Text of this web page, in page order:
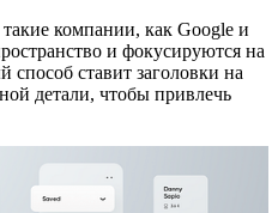
компании, как Google и
и фокусируются на
ставит заголовки на
детали, чтобы привлечь